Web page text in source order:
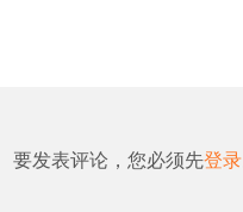
要发表评论，您必须先登录